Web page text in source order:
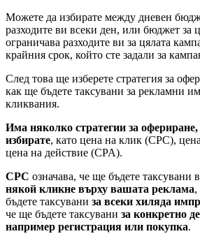
Можете да избирате между дневен
разходите ви всеки ден, или бюджет за
ограничава разходите ви за цялата
крайния срок, който сте задали за
След това ще изберете стратегия за
как ще бъдете таксувани за рекламни
кликвания.
Има няколко стратегии за офериране,
избирате, като цена на клик (CPC),
цена на действие (CPA).
CPC означава, че ще бъдете таксувани
някой кликне върху вашата реклама,
бъдете таксувани за всеки хиляда
че ще бъдете таксувани за конкретно
например регистрация или покупка.